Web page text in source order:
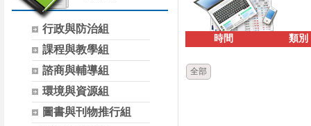
行政與防治組
課程與教學組
諮商與輔導組
環境與資源組
圖書與刊物推行組
時間 類別
全部